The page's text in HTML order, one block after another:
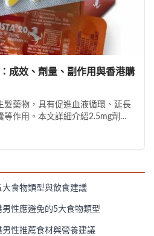
成效、劑量、副作用與香港購
髮藥物，具有促進血液循環、延長
作用。本文詳細介紹2.5mg劑量
驗分享。
食物類型與飲食建議
性應避免的5大食物類型
性推薦食材與營養建議